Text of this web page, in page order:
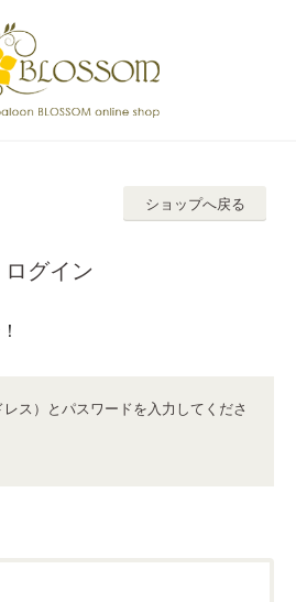
ショップへ戻る
ログイン
ス）とパスワードを入力してくださ